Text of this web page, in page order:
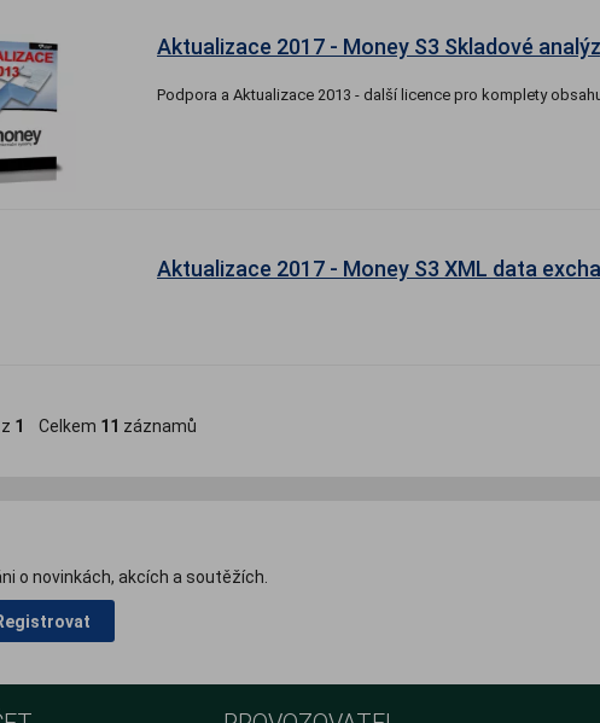
Aktualizace 2017 - Money S3 Skladové
Podpora a Aktualizace 2013 - další licence pro komplety
Aktualizace 2017 - Money S3 XML data
z 1 Celkem 11 záznamů
o novinkách, akcích a soutěžích.